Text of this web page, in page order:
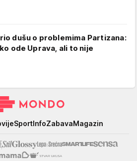
dušu o problemima Partizana:
ode Uprava, ali to nije
SportInfoZabavaMagazin